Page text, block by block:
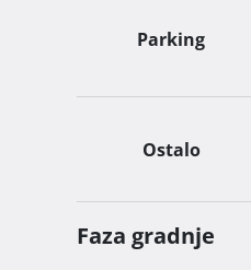
Parking
Ostalo
Faza gradnje